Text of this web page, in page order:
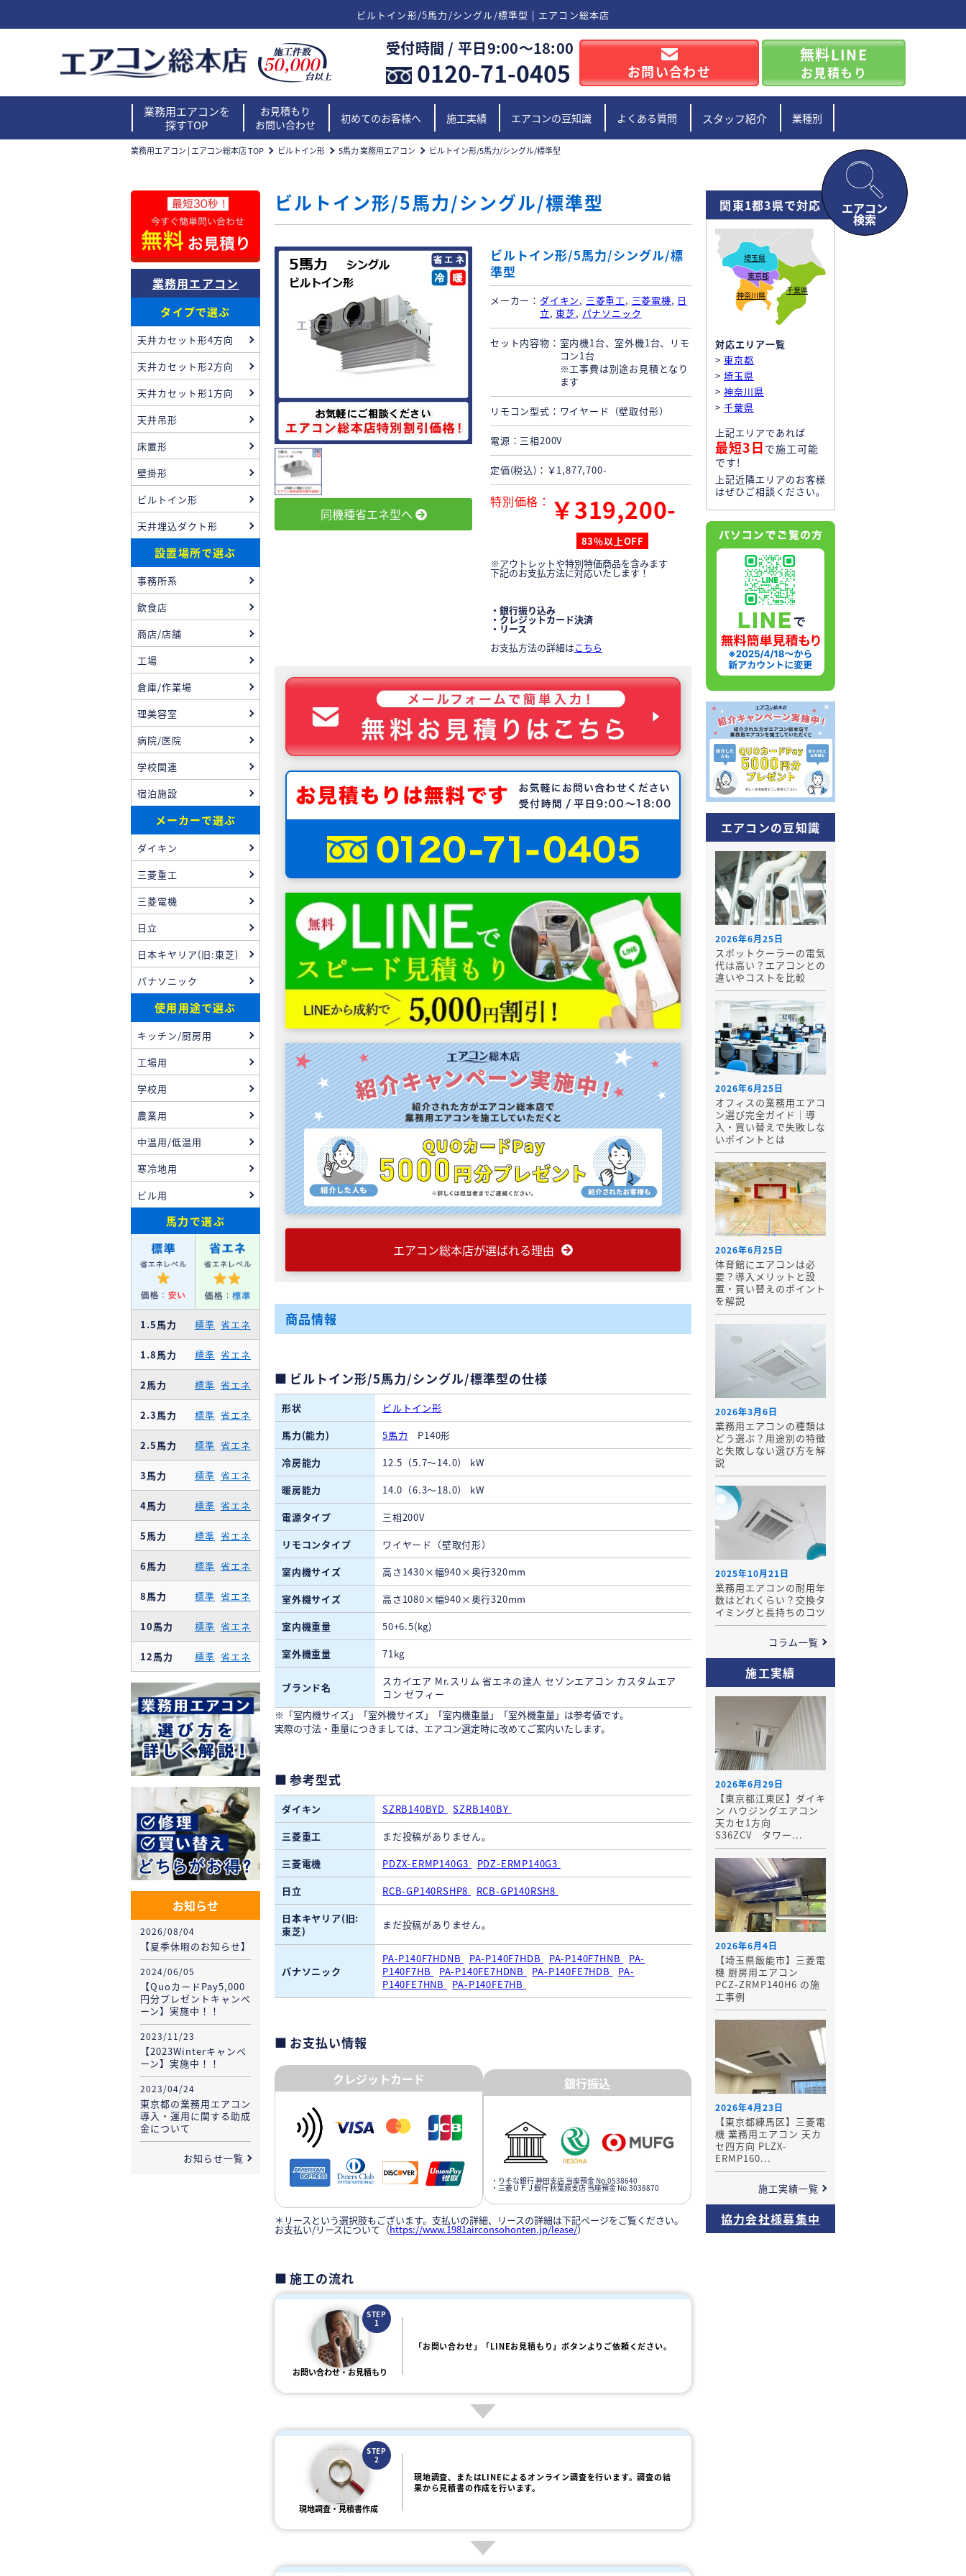
ビルトイン形/5馬力/シングル/標準型 | エアコン総本店
受付時間 / 平日9:00〜18:00
0120-71-0405 お問い合わせ
無料LINE
お見積もり
業務用エアコンを
探すTOP
お見積もり
お問い合わせ
初めてのお客様へ 施工実績 エアコンの豆知識 よくある質問 スタッフ紹介 業種別
エアコン
検索
業務用エアコン | エアコン総本店 TOP ビルトイン形 5馬力 業務用エアコン ビルトイン形/5馬力/シングル/標準型
ビルトイン形/5馬力/シングル/標準型
ビルトイン形/5馬力/シングル/標
準型
メーカー ダイキン, 三菱重工, 三菱電機, 日
立,東芝, パナソニック
セット内容物
室内機1台、室外機1台、リモ
コン1台
※工事費は別途お見積となり
ます
リモコン型式 ワイヤード（壁取付形）
電源 三相200V
定価(税込) ￥1,877,700-
特別価格 ￥319,200-
83％以上OFF
※アウトレットや特別特価商品を含みます
下記のお支払方法に対応いたします！
・銀行振り込み
・クレジットカード決済
・リース
お支払方法の詳細はこちら
同機種省エネ型へ
エアコン総本店が選ばれる理由
商品情報
ビルトイン形/5馬力/シングル/標準型の仕様
形状
ビルトイン形
馬力(能力)
5馬力 P140形
冷房能力
12.5（5.7～14.0） kW
暖房能力
14.0（6.3～18.0） kW
電源タイプ
三相200V
リモコンタイプ
ワイヤード（壁取付形）
室内機サイズ
高さ1430×幅940×奥行320mm
室外機サイズ
高さ1080×幅940×奥行320mm
室内機重量
50+6.5(kg)
室外機重量
71kg
ブランド名
スカイエア Mr.スリム 省エネの達人 セゾンエアコン カスタムエア
コン ゼフィー
※「室内機サイズ」「室外機サイズ」「室内機重量」「室外機重量」は参考値です。
実際の寸法・重量につきましては、エアコン選定時に改めてご案内いたします。
参考型式
ダイキン SZRB140BYD
SZRB140BY
三菱重工
まだ投稿がありません。
三菱電機
PDZX-ERMP140G3
PDZ-ERMP140G3
日立
RCB-GP140RSHP8
RCB-GP140RSH8
日本キヤリア(旧:
東芝)
まだ投稿がありません。
パナソニック
PA-P140F7HDNB PA-P140F7HDB PA-P140F7HNB
PA-
P140F7HB
PA-P140FE7HDNB PA-P140FE7HDB
PA-
P140FE7HNB
PA-P140FE7HB
お支払い情報
クレジットカード 銀行振込
・りそな銀行 神田支店 当座預金 No.0538640
・三菱ＵＦＪ銀行 秋葉原支店 当座預金 No.3038870
＊リースという選択肢もございます。支払いの詳細、リースの詳細は下記ページをご覧ください。
お支払い/リースについて（https://www.1981airconsohonten.jp/lease/）
施工の流れ
STEP
1
お問い合わせ・お見積もり
「お問い合わせ」「LINEお見積もり」ボタンよりご依頼ください。
STEP
2
現地調査・見積書作成
現地調査、またはLINEによるオンライン調査を行います。調査の結
果から見積書の作成を行います。
業務用エアコン
タイプで選ぶ
天井カセット形4方向
天井カセット形2方向
天井カセット形1方向
天井吊形
床置形
壁掛形
ビルトイン形
天井埋込ダクト形
設置場所で選ぶ
事務所系
飲食店
商店/店舗
工場
倉庫/作業場
理美容室
病院/医院
学校関連
宿泊施設
メーカーで選ぶ
ダイキン
三菱重工
三菱電機
日立
日本キヤリア(旧:東芝)
パナソニック
使用用途で選ぶ
キッチン/厨房用
工場用
学校用
農業用
中温用/低温用
寒冷地用
ビル用
馬力で選ぶ
1.5馬力 標準 省エネ
1.8馬力 標準 省エネ
2馬力 標準 省エネ
2.3馬力 標準 省エネ
2.5馬力 標準 省エネ
3馬力 標準 省エネ
4馬力 標準 省エネ
5馬力 標準 省エネ
6馬力 標準 省エネ
8馬力 標準 省エネ
10馬力 標準 省エネ
12馬力 標準 省エネ
お知らせ
2026/08/04
【夏季休暇のお知らせ】
2024/06/05
【QuoカードPay5,000
円分プレゼントキャンペ
ーン】実施中！！
2023/11/23
【2023Winterキャンペ
ーン】実施中！！
2023/04/24
東京都の業務用エアコン
導入・運用に関する助成
金について
お知らせ一覧
関東1都3県で対応
東京都
埼玉県
神奈川県 千葉県
対応エリア一覧
> 東京都
> 埼玉県
> 神奈川県
> 千葉県
上記エリアであれば
最短3日 で施工可能
です!
上記近隣エリアのお客様
はぜひご相談ください。
エアコンの豆知識
2026年6月25日
スポットクーラーの電気
代は高い？エアコンとの
違いやコストを比較
2026年6月25日
オフィスの業務用エアコ
ン選び完全ガイド｜導
入・買い替えで失敗しな
いポイントとは
2026年6月25日
体育館にエアコンは必
要？導入メリットと設
置・買い替えのポイント
を解説
2026年3月6日
業務用エアコンの種類は
どう選ぶ？用途別の特徴
と失敗しない選び方を解
説
2025年10月21日
業務用エアコンの耐用年
数はどれくらい？交換タ
イミングと長持ちのコツ
コラム一覧
施工実績
2026年6月29日
【東京都江東区】ダイキ
ン ハウジングエアコン
天カセ1方向
S36ZCV タワー...
2026年6月4日
【埼玉県飯能市】三菱電
機 厨房用エアコン
PCZ-ZRMP140H6 の施
工事例
2026年4月23日
【東京都練馬区】三菱電
機 業務用エアコン 天カ
セ四方向 PLZX-
ERMP160...
施工実績一覧
協力会社様募集中